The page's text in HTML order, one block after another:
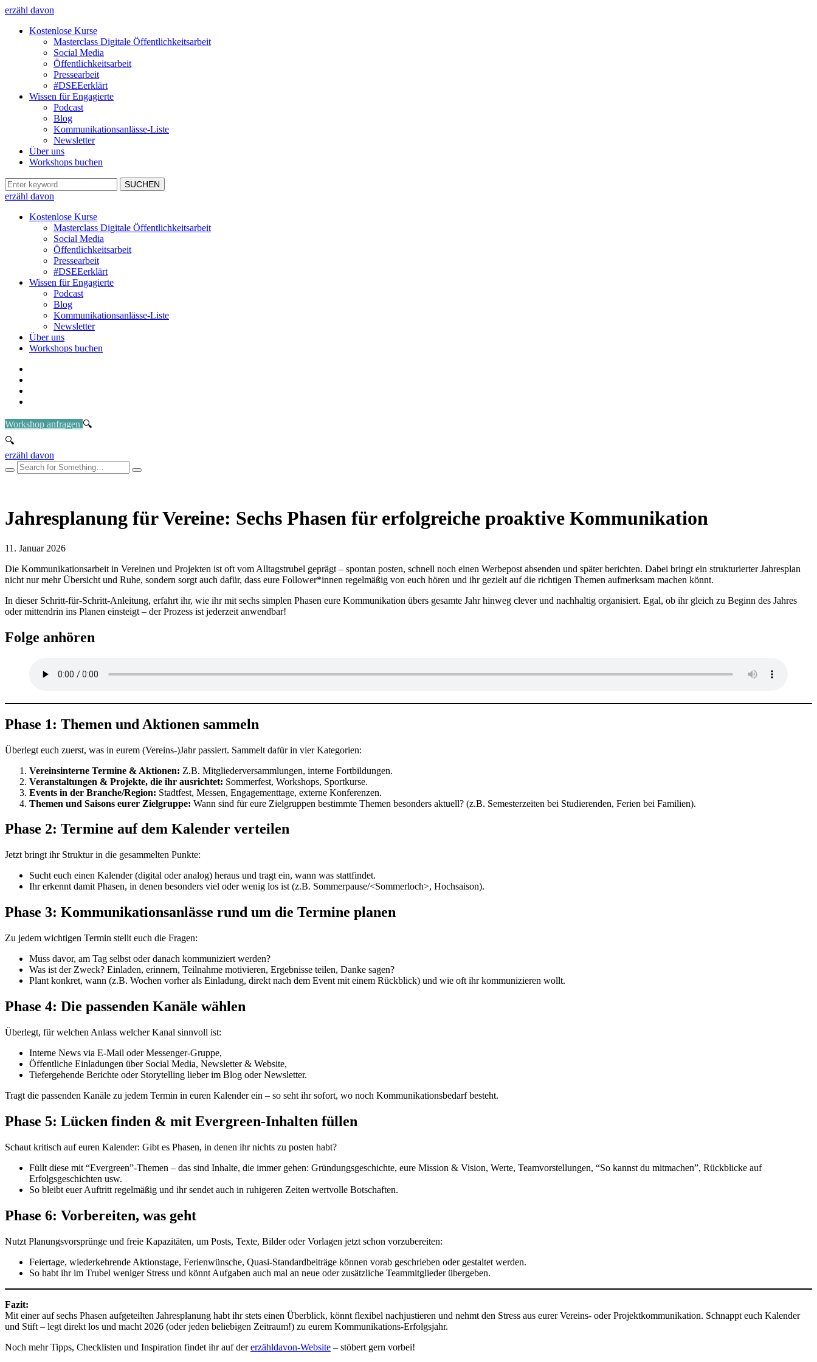
erzähl davon
Kostenlose Kurse
Masterclass Digitale Öffentlichkeitsarbeit
Social Media
Öffentlichkeitsarbeit
Pressearbeit
#DSEEerklärt
Wissen für Engagierte
Podcast
Blog
Kommunikationsanlässe-Liste
Newsletter
Über uns
Workshops buchen
erzähl davon
Kostenlose Kurse
Masterclass Digitale Öffentlichkeitsarbeit
Social Media
Öffentlichkeitsarbeit
Pressearbeit
#DSEEerklärt
Wissen für Engagierte
Podcast
Blog
Kommunikationsanlässe-Liste
Newsletter
Über uns
Workshops buchen
Workshop anfragen
erzähl davon
Jahresplanung für Vereine: Sechs Phasen für erfolgreiche proaktive Kommunikation
11. Januar 2026
Die Kommunikationsarbeit in Vereinen und Projekten ist oft vom Alltagstrubel geprägt – spontan posten, schnell noch einen Werbepost absenden und später berichten. Dabei bringt ein strukturierter Jahresplan
nicht nur mehr Übersicht und Ruhe, sondern sorgt auch dafür, dass eure Follower*innen regelmäßig von euch hören und ihr gezielt auf die richtigen Themen aufmerksam machen könnt.
In dieser Schritt-für-Schritt-Anleitung, erfahrt ihr, wie ihr mit sechs simplen Phasen eure Kommunikation übers gesamte Jahr hinweg clever und nachhaltig organisiert. Egal, ob ihr gleich zu Beginn des Jahres
oder mittendrin ins Planen einsteigt – der Prozess ist jederzeit anwendbar!
Folge anhören
Phase 1: Themen und Aktionen sammeln
Überlegt euch zuerst, was in eurem (Vereins-)Jahr passiert. Sammelt dafür in vier Kategorien:
Vereinsinterne Termine & Aktionen: Z.B. Mitgliederversammlungen, interne Fortbildungen.
Veranstaltungen & Projekte, die ihr ausrichtet: Sommerfest, Workshops, Sportkurse.
Events in der Branche/Region: Stadtfest, Messen, Engagementtage, externe Konferenzen.
Themen und Saisons eurer Zielgruppe: Wann sind für eure Zielgruppen bestimmte Themen besonders aktuell? (z.B. Semesterzeiten bei Studierenden, Ferien bei Familien).
Phase 2: Termine auf dem Kalender verteilen
Jetzt bringt ihr Struktur in die gesammelten Punkte:
Sucht euch einen Kalender (digital oder analog) heraus und tragt ein, wann was stattfindet.
Ihr erkennt damit Phasen, in denen besonders viel oder wenig los ist (z.B. Sommerpause/<Sommerloch>, Hochsaison).
Phase 3: Kommunikationsanlässe rund um die Termine planen
Zu jedem wichtigen Termin stellt euch die Fragen:
Muss davor, am Tag selbst oder danach kommuniziert werden?
Was ist der Zweck? Einladen, erinnern, Teilnahme motivieren, Ergebnisse teilen, Danke sagen?
Plant konkret, wann (z.B. Wochen vorher als Einladung, direkt nach dem Event mit einem Rückblick) und wie oft ihr kommunizieren wollt.
Phase 4: Die passenden Kanäle wählen
Überlegt, für welchen Anlass welcher Kanal sinnvoll ist:
Interne News via E-Mail oder Messenger-Gruppe,
Öffentliche Einladungen über Social Media, Newsletter & Website,
Tiefergehende Berichte oder Storytelling lieber im Blog oder Newsletter.
Tragt die passenden Kanäle zu jedem Termin in euren Kalender ein – so seht ihr sofort, wo noch Kommunikationsbedarf besteht.
Phase 5: Lücken finden & mit Evergreen-Inhalten füllen
Schaut kritisch auf euren Kalender: Gibt es Phasen, in denen ihr nichts zu posten habt?
Füllt diese mit “Evergreen”-Themen – das sind Inhalte, die immer gehen: Gründungsgeschichte, eure Mission & Vision, Werte, Teamvorstellungen, “So kannst du mitmachen”, Rückblicke auf
Erfolgsgeschichten usw.
So bleibt euer Auftritt regelmäßig und ihr sendet auch in ruhigeren Zeiten wertvolle Botschaften.
Phase 6: Vorbereiten, was geht
Nutzt Planungsvorsprünge und freie Kapazitäten, um Posts, Texte, Bilder oder Vorlagen jetzt schon vorzubereiten:
Feiertage, wiederkehrende Aktionstage, Ferienwünsche, Quasi-Standardbeiträge können vorab geschrieben oder gestaltet werden.
So habt ihr im Trubel weniger Stress und könnt Aufgaben auch mal an neue oder zusätzliche Teammitglieder übergeben.
Fazit:
Mit einer auf sechs Phasen aufgeteilten Jahresplanung habt ihr stets einen Überblick, könnt flexibel nachjustieren und nehmt den Stress aus eurer Vereins- oder Projektkommunikation. Schnappt euch Kalender
und Stift – legt direkt los und macht 2026 (oder jeden beliebigen Zeitraum!) zu eurem Kommunikations-Erfolgsjahr.
Noch mehr Tipps, Checklisten und Inspiration findet ihr auf dererzähldavon-Website – stöbert gern vorbei!